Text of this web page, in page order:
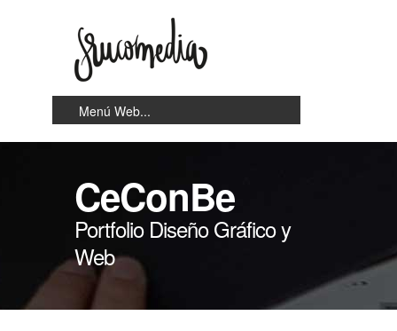
CeConBe
Portfolio Diseño Gráfico y
Web